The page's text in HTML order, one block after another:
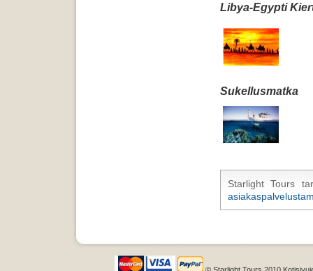
Libya-Egypti
Sukellusmatka
Starlight Tours